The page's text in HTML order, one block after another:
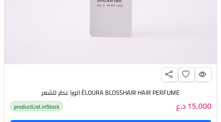
ÉLOURA BLOSSHAIR HAIR PERFUME الورا عطر للشعر
15,000 د.ع productList.inStock